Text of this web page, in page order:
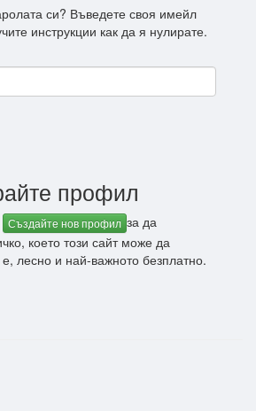
си? Въведете своя имейл
инструкции как да я нулирате.
профил
Създайте нов профил за да
което този сайт може да
лесно и най-важното безплатно.